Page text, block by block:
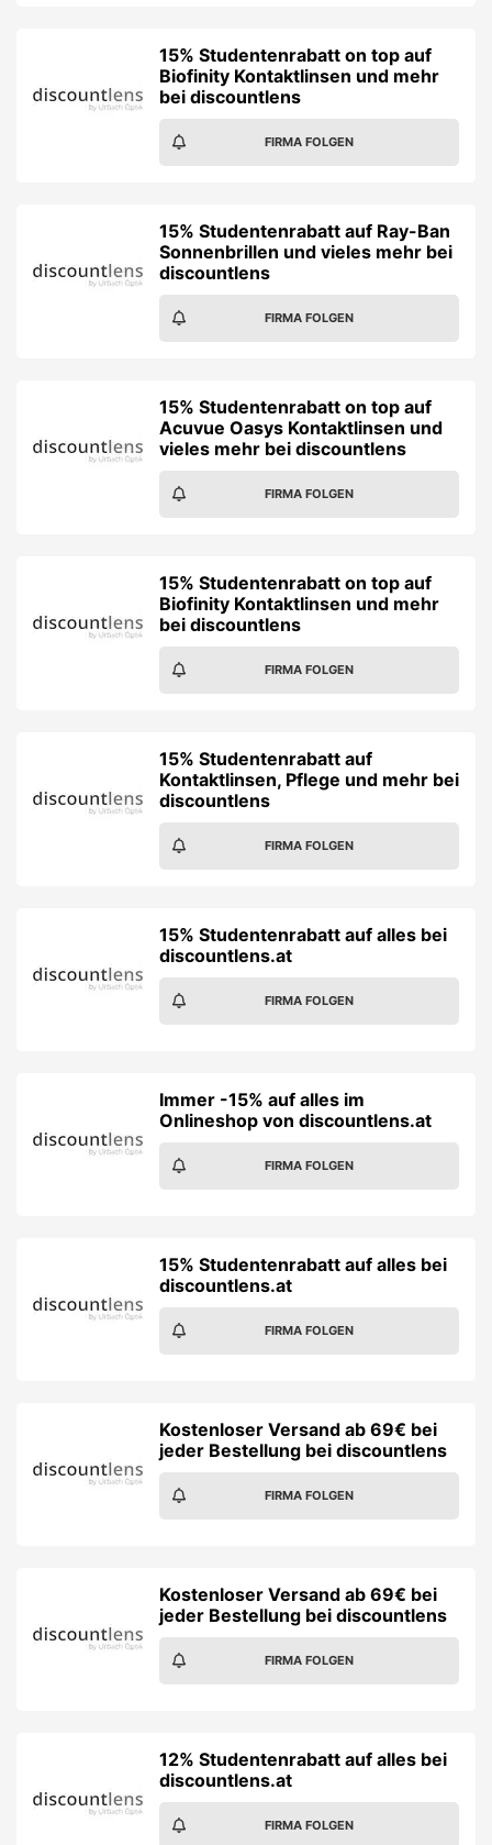
15% Studentenrabatt on top auf
Biofinity Kontaktlinsen und mehr
bei discountlens
FIRMA FOLGEN
15% Studentenrabatt auf Ray-Ban
Sonnenbrillen und vieles mehr bei
discountlens
FIRMA FOLGEN
15% Studentenrabatt on top auf
Acuvue Oasys Kontaktlinsen und
vieles mehr bei discountlens
FIRMA FOLGEN
15% Studentenrabatt on top auf
Biofinity Kontaktlinsen und mehr
bei discountlens
FIRMA FOLGEN
15% Studentenrabatt auf
Kontaktlinsen, Pflege und mehr bei
discountlens
FIRMA FOLGEN
15% Studentenrabatt auf alles bei
discountlens.at
FIRMA FOLGEN
Immer -15% auf alles im
Onlineshop von discountlens.at
FIRMA FOLGEN
15% Studentenrabatt auf alles bei
discountlens.at
FIRMA FOLGEN
Kostenloser Versand ab 69€ bei
jeder Bestellung bei discountlens
FIRMA FOLGEN
Kostenloser Versand ab 69€ bei
jeder Bestellung bei discountlens
FIRMA FOLGEN
12% Studentenrabatt auf alles bei
discountlens.at
FIRMA FOLGEN